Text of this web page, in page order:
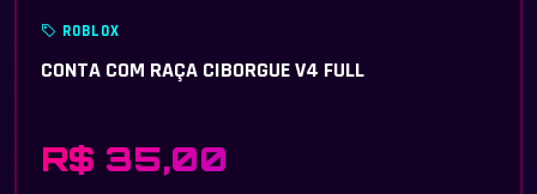
ROBLOX
CONTA COM RAÇA CIBORGUE V4 FULL
R$ 35,00